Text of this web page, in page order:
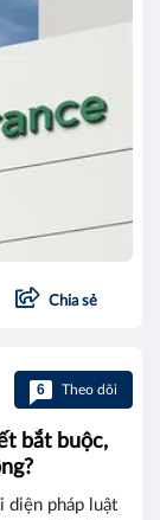
Chia sẻ
6 Theo dõi
bắt buộc,
diện pháp luật